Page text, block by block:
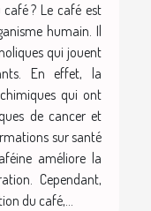
? Le café est
humain. Il
qui jouent
En effet, la
qui ont
de cancer et
sur santé
améliore la
Cependant,
du café,...